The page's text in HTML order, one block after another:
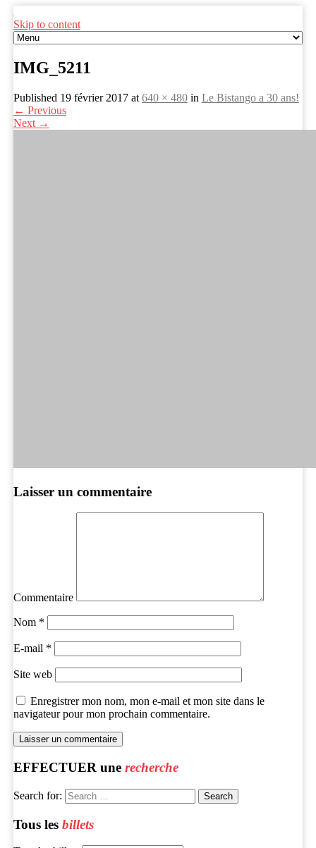
Skip to content
IMG_5211
Published 19 février 2017at 640 × 480in Le Bistango a 30 ans!
← Previous
Next →
Laisser un commentaire
Commentaire
Nom *
E-mail *
Site web
Enregistrer mon nom, mon e-mail et mon site dans le
navigateur pour mon prochain commentaire.
EFFECTUER une recherche
Search for:
Tous les billets